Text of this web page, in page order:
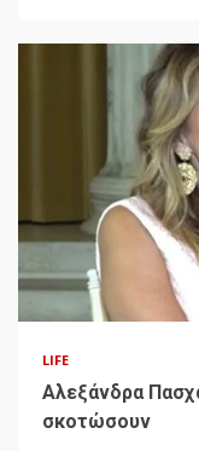
LIFE
Αλεξάνδρα
σκοτώσουν